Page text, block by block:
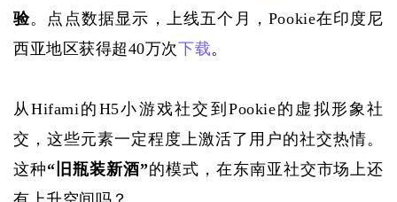
验。点点数据显示，上线五个月， Pookie在印度尼
西亚地区获得超40万次下载。
从Hifami的H5小游戏社交到Pookie的虚拟形象社
交，这些元素一定程度上激活了用户的社交热情。
这种“旧瓶装新酒”的模式，在东南亚社交市场上还